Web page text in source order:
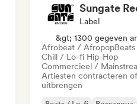
Sungate
Label
&gt; 1300 gegeven
Afrobeat / Afropop
Chill / Lo-fi Hip-Hop
Commercieel /
Artiesten contracteren
uitbrengen